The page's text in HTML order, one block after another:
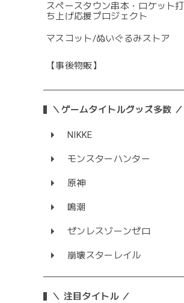
スペースタウン串本・ロケット打
ち上げ応援プロジェクト
マスコット/ぬいぐるみストア
【事後物販】
＼ゲームタイトルグッズ多数 ／
NIKKE
モンスターハンター
原神
鳴潮
ゼンレスゾーンゼロ
崩壊スターレイル
＼ 注目タイトル ／